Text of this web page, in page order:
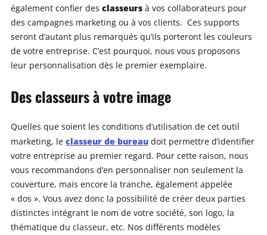
également confier des classeursà vos collaborateurs pour
des campagnes marketing ou à vos clients. Ces supports
seront d’autant plus remarqués qu’ils porteront les couleurs
de votre entreprise. C’est pourquoi, nous vous proposons
leur personnalisation dès le premier exemplaire.
Des classeurs à votre image
Quelles que soient les conditions d’utilisation de cet outil
marketing, le classeur de bureaudoit permettre d’identifier
votre entreprise au premier regard. Pour cette raison, nous
vous recommandons d’en personnaliser non seulement la
couverture, mais encore la tranche, également appelée
« dos ». Vous avez donc la possibilité de créer deux parties
distinctes intégrant le nom de votre société, son logo, la
thématique du classeur, etc. Nos différents modèles